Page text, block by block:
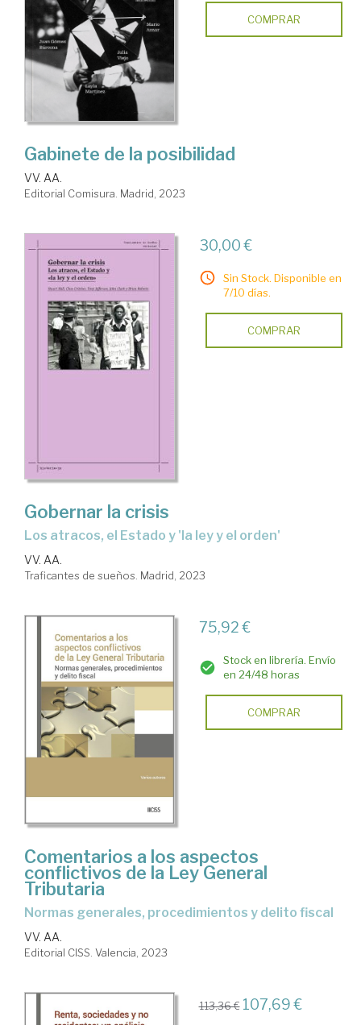
COMPRAR
Gabinete de la posibilidad
VV. AA.
Editorial Comisura. Madrid, 2023
30,00 €
Sin Stock. Disponible en
7/10 días.
COMPRAR
Gobernar la crisis
los atracos, el Estado y 'la ley y el orden'
VV. AA.
Traficantes de sueños. Madrid, 2023
75,92 €
Stock en librería. Envío
en 24/48 horas
COMPRAR
Comentarios a los aspectos
conflictivos de la Ley General
Tributaria
Normas generales, procedimientos y delito fiscal
VV. AA.
Editorial CISS. Valencia, 2023
113,36 € 107,69 €